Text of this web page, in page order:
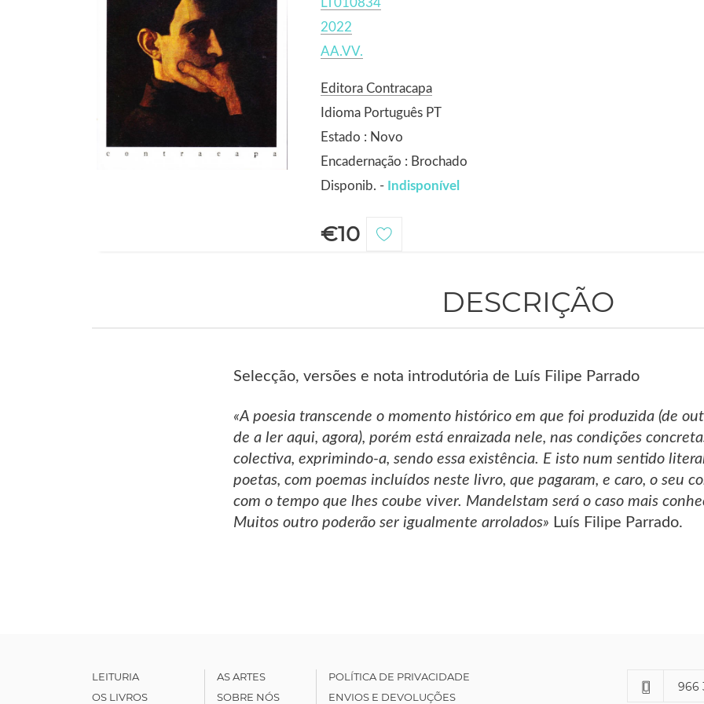
2022
AA.VV.
Editora Contracapa
Idioma Português PT
Estado : Novo
Encadernação : Brochado
Disponib. - Indisponível
€10
DESCRIÇÃO
Selecção, versões e nota introdutória de Luís Filipe Parrado
«A poesia transcende o momento histórico em que foi produzida (de
de a ler aqui, agora), porém está enraizada nele, nas condições
colectiva, exprimindo-a, sendo essa existência. E isto num sentido
poetas, com poemas incluídos neste livro, que pagaram, e caro, o seu
com o tempo que lhes coube viver. Mandelstam será o caso mais
Muitos outro poderão ser igualmente arrolados» Luís Filipe Parrado.
LEITURIA
OS LIVROS
AS ARTES
SOBRE NÓS
POLÍTICA DE PRIVACIDADE
ENVIOS E DEVOLUÇÕES
966